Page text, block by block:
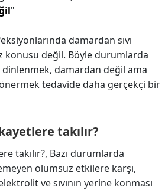
"
damardan sıvı
konusu değil. Böyle durumlarda
dinlenmek, damardan değil ama
önermek tedavide daha gerçekçi bir
takılır?
takılır?, Bazı durumlarda
olumsuz etkilere karşı,
ve sıvının yerine konması